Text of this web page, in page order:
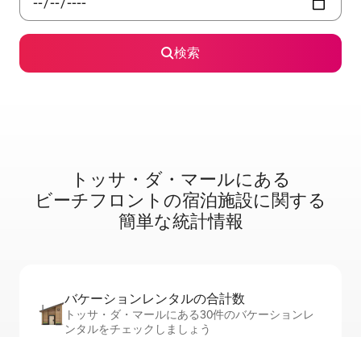
検索
トッサ・ダ・マールに⁠あ⁠る
ビ⁠ー⁠チ⁠フ⁠ロ⁠ン⁠ト⁠の宿⁠泊⁠施⁠設⁠に関⁠す⁠る
簡⁠単⁠な統⁠計⁠情⁠報
バケーションレ⁠ン⁠タ⁠ル⁠の合⁠計⁠数
トッサ・ダ・マールにある30件のバケーションレ
ンタルをチェックしましょう